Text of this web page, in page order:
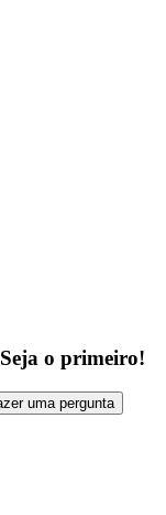
o primeiro!
uma pergunta